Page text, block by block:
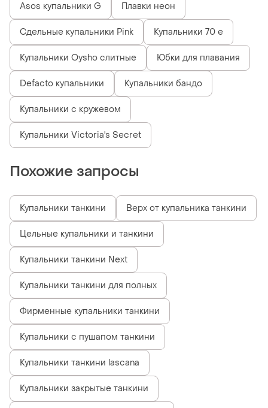
Asos купальники G Плавки неон
Сдельные купальники Pink Купальники 70 е
Купальники Oysho слитные Юбки для плавания
Defacto купальники Купальники бандо
Купальники с кружевом
Купальники Victoria's Secret
Похожие запросы
Купальники танкини Верх от купальника танкини
Цельные купальники и танкини
Купальники танкини Next
Купальники танкини для полных
Фирменные купальники танкини
Купальники с пушапом танкини
Купальники танкини lascana
Купальники закрытые танкини